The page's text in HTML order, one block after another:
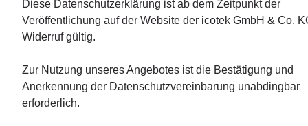
Diese Datenschutzerklärung ist ab dem Zeitpunkt der
Veröffentlichung auf der Website der icotek GmbH & Co.
Widerruf gültig.
Zur Nutzung unseres Angebotes ist die Bestätigung und
Anerkennung der Datenschutzvereinbarung unabdingbar
erforderlich.